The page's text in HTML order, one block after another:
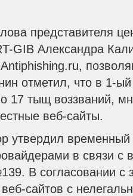
представителя
GIB Александра
отметил, что в 1-
17 тыщ воззваний,
веб-сайты.
утвердил
в связи с
В согласовании с
веб-сайтов с